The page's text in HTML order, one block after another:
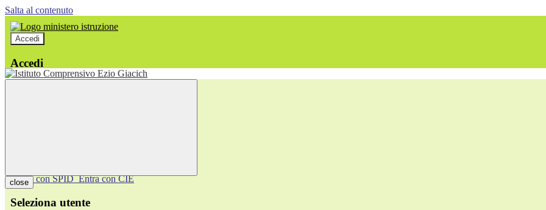
Salta al contenuto
Accedi
Accedi
Entra con SPID Entra con CIE
Seleziona utente
close